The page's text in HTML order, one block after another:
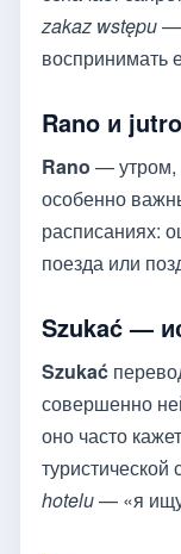
zakaz wstępu—
воспринимать
Rano и
Rano — утром,
особенно
расписаниях:
поезда или
Szukać —
Szukać
совершенно
оно часто
туристической
hotelu— «я